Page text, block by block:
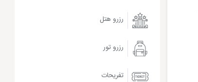
رزرو هتل
رزرو تور
تفریحات